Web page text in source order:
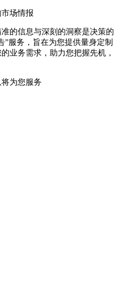
场情报
的信息与深刻的洞察是决策的
”服务，旨在为您提供量身定制
业务需求，助力您把握先机，
为您服务